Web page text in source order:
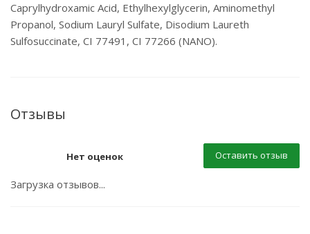
Caprylhydroxamic Acid, Ethylhexylglycerin, Aminomethyl
Propanol, Sodium Lauryl Sulfate, Disodium Laureth
Sulfosuccinate, CI 77491, CI 77266 (NANO).
Отзывы
Нет оценок Оставить отзыв
Загрузка отзывов...